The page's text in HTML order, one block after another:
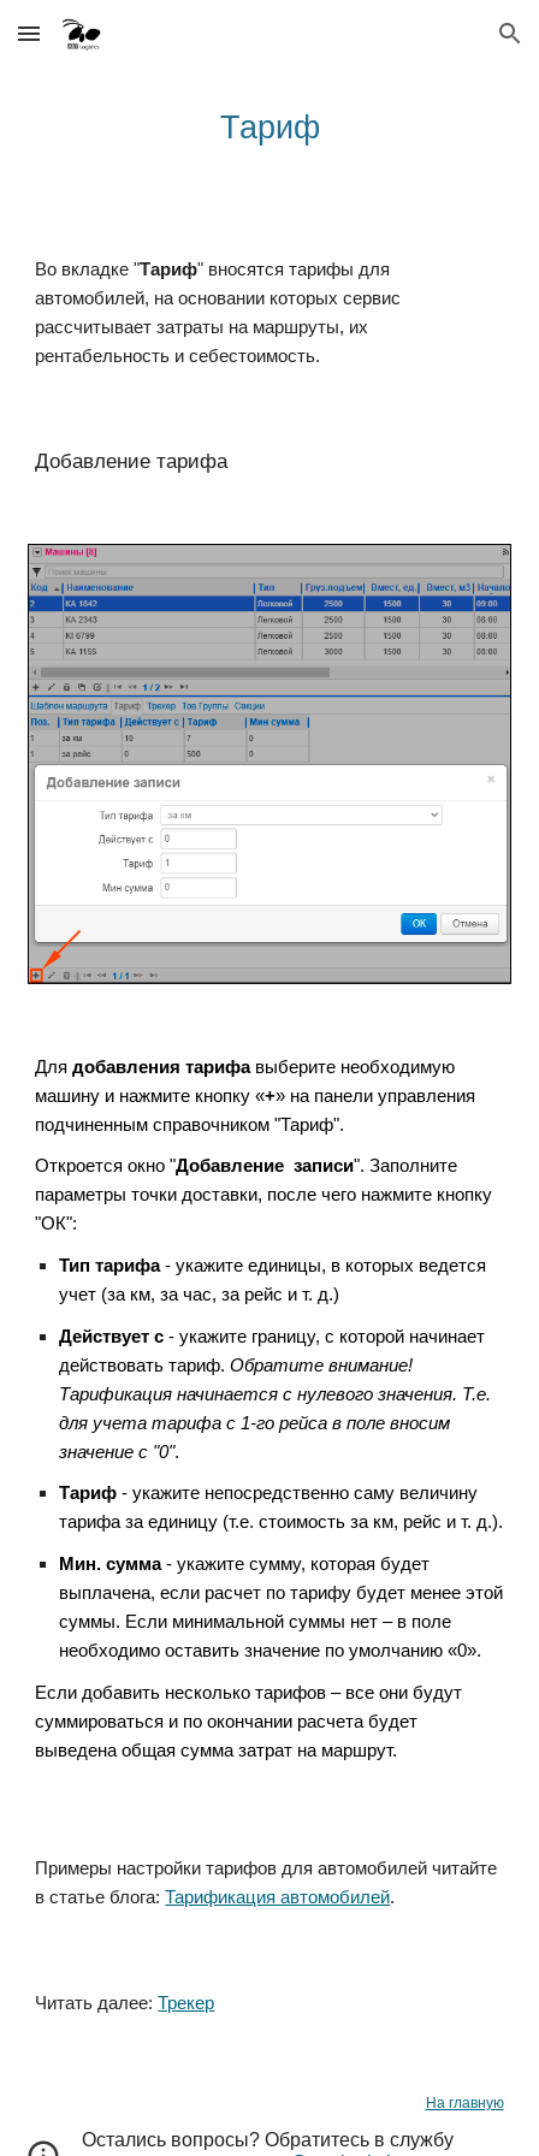
Skip to main content Skip to navigation
Тариф
Во вкладке "Тариф" вносятся тарифы для
автомобилей, на основании которых сервис
рассчитывает затраты на маршруты, их
рентабельность и себестоимость.
Добавление тарифа
Для добавления тарифа выберите необходимую
машину и нажмите кнопку «+» на панели управления
подчиненным справочником "Тариф".
Откроется окно "Добавление  записи". Заполните
параметры точки доставки, после чего нажмите кнопку
"ОК":
Тип тарифа - укажите единицы, в которых ведется
учет (за км, за час, за рейс и т. д.)
Действует с - укажите границу, с которой начинает
действовать тариф. Обратите внимание!
Тарификация начинается с нулевого значения. Т.е.
для учета тарифа с 1-го рейса в поле вносим
значение с "0".
Тариф - укажите непосредственно саму величину
тарифа за единицу (т.е. стоимость за км, рейс и т. д.).
Мин. сумма - укажите сумму, которая будет
выплачена, если расчет по тарифу будет менее этой
суммы. Если минимальной суммы нет – в поле
необходимо оставить значение по умолчанию «0».
Если добавить несколько тарифов – все они будут
суммироваться и по окончании расчета будет
выведена общая сумма затрат на маршрут.
Примеры настройки тарифов для автомобилей читайте
в статье блога: Тарификация автомобилей.
Читать далее: Трекер
На главную
Остались вопросы? Обратитесь в службу